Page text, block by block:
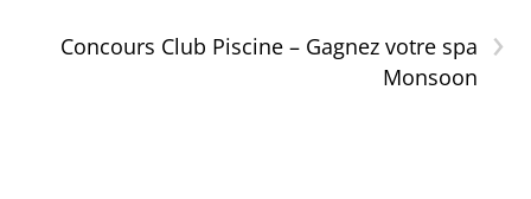
›
Concours Club Piscine – Gagnez votre spa
Monsoon